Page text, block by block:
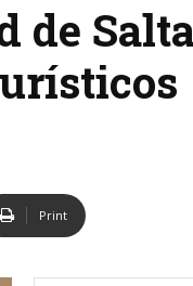
de
Print